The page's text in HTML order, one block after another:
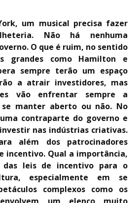
um musical precisa fazer
Não há nenhuma
O que é ruim, no sentido
grandes como Hamilton e
sempre terão um espaço
a atrair investidores, mas
vão enfrentar sempre a
manter aberto ou não. No
contraparte do governo e
nas indústrias criativas.
além dos patrocinadores
incentivo. Qual a importância,
das leis de incentivo para o
especialmente em se
complexos como os